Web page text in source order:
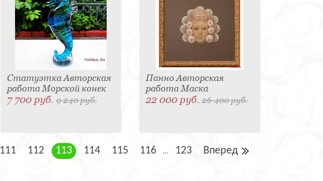
Статуэтка Авторская
работа Морской конек
7 700 руб. 9 240 руб.
Панно Авторская
работа Маска
22 000 руб.26 400 руб.
111 112 113 114 115 116 ... 123 Вперед